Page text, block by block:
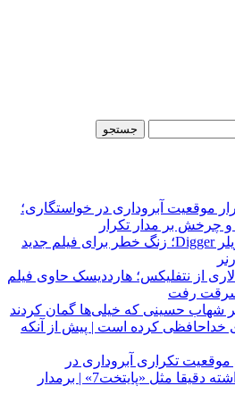
موقعیت آبروداری در خواستگاری؛
استقبال کم‌رمق از تریلر Digger؛ زنگ خطر برای فیلم جدید
دلاری از نتفلیکس؛ هارددیسک حاوی فیلم
سرقت رفت
شهاب حسینی که خیلی‌ها گمان کردند
خداحافظی کرده است | پیش از آنکه
تکراری آبروداری در
خواستگاری دست گذاشته دقیقا مثل «پایتخت7» | برمدار